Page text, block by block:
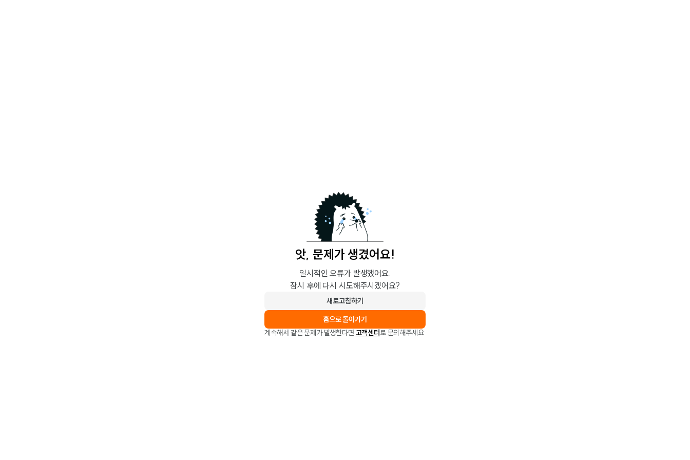
앗, 문제가 생겼어요!
일시적인 오류가 발생했어요.
잠시 후에 다시 시도해주시겠어요?
새로고침하기
홈으로 돌아가기
계속해서 같은 문제가 발생한다면 고객센터로 문의해주세요.